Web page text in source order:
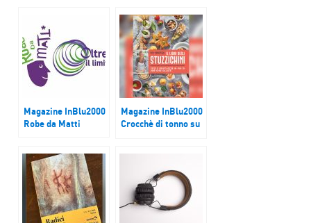
Magazine InBlu2000
Robe da Matti
Magazine InBlu2000
Crocchè di tonno su